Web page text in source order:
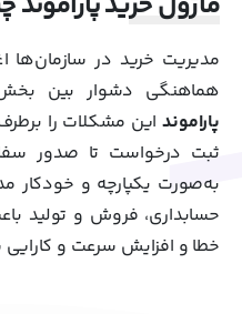
مدیریت خرید در سازمان‌ها
هماهنگی دشوار بین
پارامونداین مشکلات را
ثبت درخواست تا صدور
به‌صورت یکپارچه و خودکار
حسابداری، فروش و تولید
خطا و افزایش سرعت و